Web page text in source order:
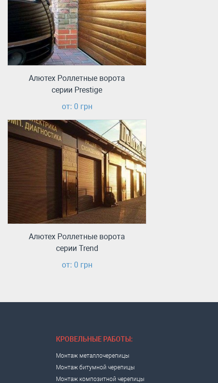
Алютех Роллетные ворота
серии Prestige
от: 0 грн
Алютех Роллетные ворота
серии Trend
от: 0 грн
КРОВЕЛЬНЫЕ РАБОТЫ:
Монтаж металлочерепицы
Монтаж битумной черепицы
Монтаж композитной черепицы